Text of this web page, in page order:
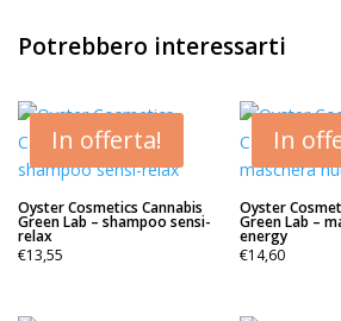
Potrebbero interessarti
In offerta!
Oyster Cosmetics Cannabis
Green Lab – shampoo sensi-
relax
€13,55
In
Oyster
Green Lab –
energy
€14,60